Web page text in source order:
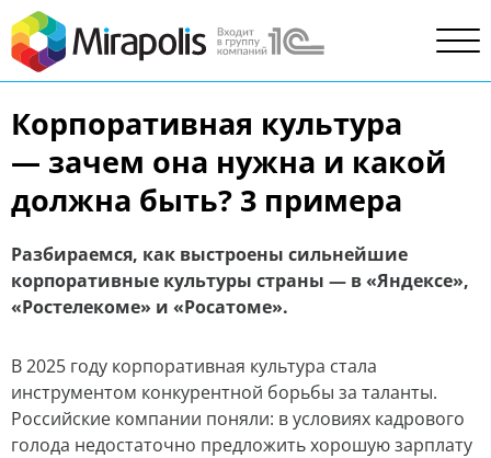
Корпоративная культура
— зачем она нужна и какой
должна быть? 3 примера
Разбираемся, как выстроены сильнейшие
корпоративные культуры страны — в «Яндексе»,
«Ростелекоме» и «Росатоме».
В 2025 году корпоративная культура стала
инструментом конкурентной борьбы за таланты.
Российские компании поняли: в условиях кадрового
голода недостаточно предложить хорошую зарплату